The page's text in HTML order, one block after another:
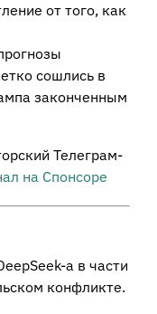
от того, как
сошлись в
законченным
Телеграм-
на Спонсоре
а в части
конфликте.